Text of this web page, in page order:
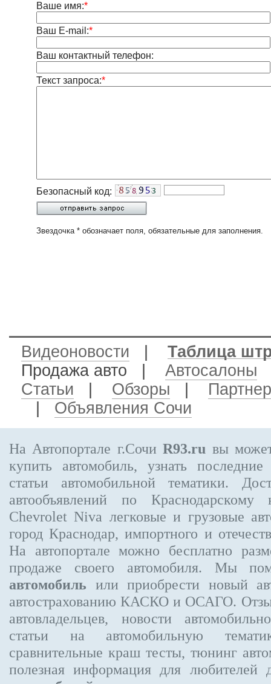
Ваше имя:*
Ваш E-mail:*
Ваш контактный телефон:
Текст запроса:*
Безопасный код:
Звездочка * обозначает поля, обязательные для заполнения.
Видеоновости
Таблица
Продажа авто
Автосалоны
Статьи
Обзоры
Объявления Сочи
На Автопортале г.СочиR93.ru вы
купить автомобиль, узнать
статьи автомобильной тематики.
автообъявлений по
Chevrolet Niva легковые и грузовые
город Краснодар, импортного и
На автопортале можно бесплатно
продаже своего автомобиля. Мы
автомобиль или приобрести новый
автострахованию КАСКО и ОСАГО.
автовладельцев, новости
статьи на автомобильную
сравнительные краш тесты, тюнинг
полезная информация для любителей